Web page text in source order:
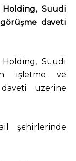
Suudi
daveti
Suudi
işletme ve
üzerine
şehirlerinde